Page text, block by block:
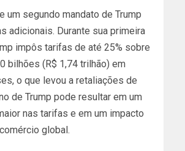
um segundo mandato de Trump
adicionais. Durante sua primeira
impôs tarifas de até 25% sobre
bilhões (R$ 1,74 trilhão) em
o que levou a retaliações de
de Trump pode resultar em um
nas tarifas e em um impacto
global.